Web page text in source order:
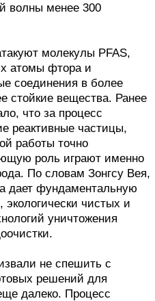
волны менее 300
молекулы PFAS,
атомы фтора и
соединения в более
стойкие вещества. Ранее
что за процесс
реактивные частицы,
работы точно
роль играют именно
По словам Зонгсу Вея,
дает фундаментальную
экологически чистых и
уничтожения
не спешить с
решений для
далеко. Процесс